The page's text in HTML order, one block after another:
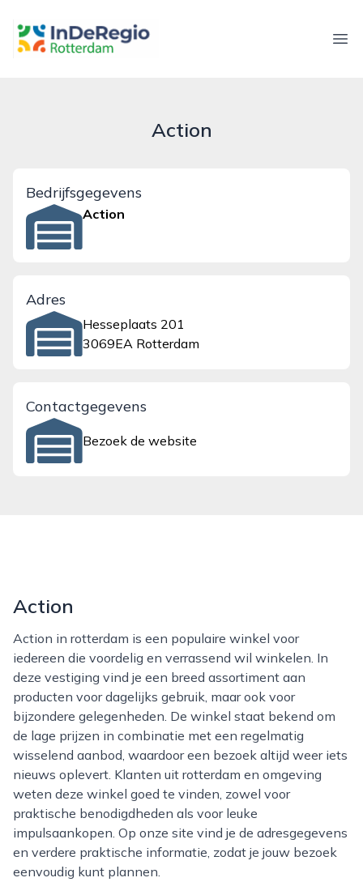
inderegiorotterdam.nl
Action
Bedrijfsgegevens
Action
Adres
Hesseplaats 201
3069EA Rotterdam
Contactgegevens
Bezoek de website
Action
Action in rotterdam is een populaire winkel voor
iedereen die voordelig en verrassend wil winkelen. In
deze vestiging vind je een breed assortiment aan
producten voor dagelijks gebruik, maar ook voor
bijzondere gelegenheden. De winkel staat bekend om
de lage prijzen in combinatie met een regelmatig
wisselend aanbod, waardoor een bezoek altijd weer iets
nieuws oplevert. Klanten uit rotterdam en omgeving
weten deze winkel goed te vinden, zowel voor
praktische benodigdheden als voor leuke
impulsaankopen. Op onze site vind je de adresgegevens
en verdere praktische informatie, zodat je jouw bezoek
eenvoudig kunt plannen.